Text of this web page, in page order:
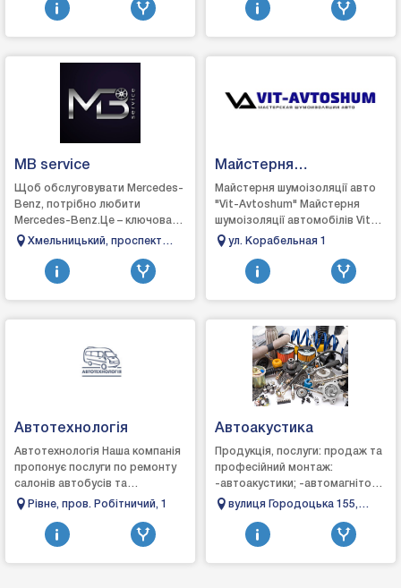
перехід на га...
область, 50012
автомобіля:- ходова частина;-
рульове обладнання;...
MB service
Щоб обслуговувати Mercedes-
Benz, потрібно любити
Mercedes-Benz.Це – ключова
відмінність і спільна риса,
MBservice.Завдяки в...
Хмельницький, проспект
Миру 1, (Біля телевізійної
вишки)
Майстерня
шумоізоляції авто "Vit-
Avtoshum"
Майстерня шумоізоляції авто
"Vit-Avtoshum" Майстерня
шумоізоляції автомобілів Vit-
Avtoshum c 2012 року. Уже
професійно займає...
ул. Корабельная 1
Автотехнологія
Автотехнологія Наша компанія
пропонує послуги по ремонту
салонів автобусів та
капітальному ремонту кузова,
сидінь та пас...
Рiвнe, пров. Робiтничий, 1
Автоакустика
Продукція, послуги: продаж та
професійний монтаж:
-автоакустики; -автомагнітол;
-охоронних систем;
навігаторів; -ксенонів...
вулиця Городоцька 155,
Львів, Львівська область,
Україна